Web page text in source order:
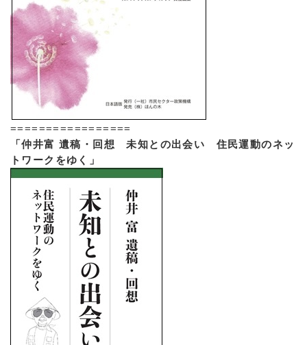
=================
「仲井富 遺稿・回想 未知との出会い 住民運動のネッ
トワークをゆく」